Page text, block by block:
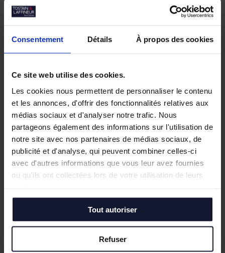
Consentement Détails À propos des cookies
Ce site web utilise des cookies.
Les cookies nous permettent de personnaliser le contenu
et les annonces, d'offrir des fonctionnalités relatives aux
médias sociaux et d'analyser notre trafic. Nous
partageons également des informations sur l'utilisation de
notre site avec nos partenaires de médias sociaux, de
publicité et d'analyse, qui peuvent combiner celles-ci
avec d'autres informations que vous leur avez fournies
ou qu'ils ont collectées lors de votre utilisation de leurs
Tout autoriser
Refuser
Nos biens similaires